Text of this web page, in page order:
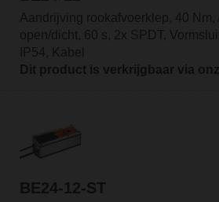
Aandrijving rookafvoerklep, 40 Nm,
open/dicht, 60 s, 2x SPDT,
IP54, Kabel
Dit product is verkrijgbaar via
BE24-12-ST